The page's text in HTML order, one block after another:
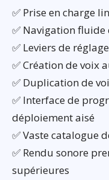
✅ Prise en charge
✅ Navigation
✅ Leviers de
✅ Création de voix
✅ Duplication de
✅ Interface de
déploiement aisé
✅ Vaste catalogue
✅ Rendu sonore
supérieures